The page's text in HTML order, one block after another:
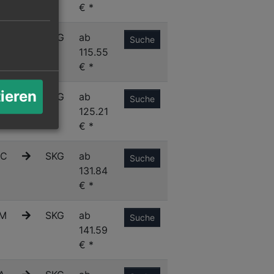
€ *
SKG
ab
115.55
€ *
Suche
SKG
ab
125.21
€ *
Suche
SKG
ab
131.84
€ *
Suche
SKG
ab
141.59
€ *
Suche